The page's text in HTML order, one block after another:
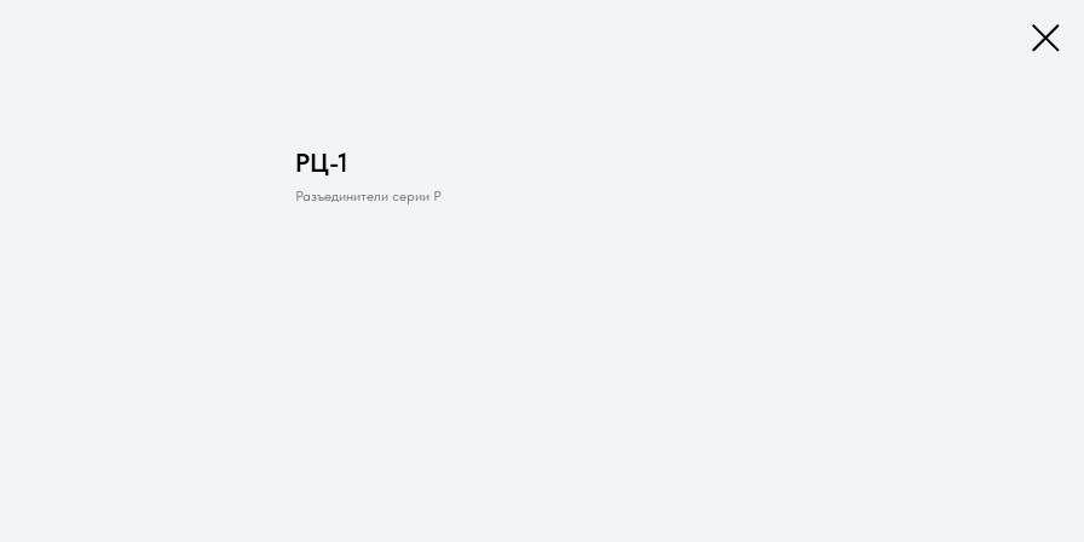
РЦ-1
Разъединители серии Р